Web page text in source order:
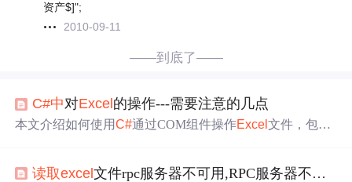
资产$]";
2010-09-11
——到底了——
C#中对Excel 的操作---需要注意的几点
本文介绍如何使用C#通过COM组件操作Excel文件，包括
读取excel文件rpc服务器不可用,RPC服务器不可用。 （来自HRESULT的异常：0x800706BA）-